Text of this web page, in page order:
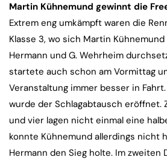
Martin Kühnemund gewinnt die
Extrem eng umkämpft waren die
Klasse 3, wo sich Martin
Hermann und G. Wehrheim
startete auch schon am Vormittag
Veranstaltung immer besser in
wurde der Schlagabtausch eröffnet.
und vier lagen nicht einmal eine
konnte Kühnemund allerdings nicht
Hermann den Sieg holte. Im zweiten